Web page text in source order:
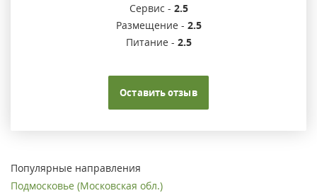
Сервис - 2.5
Размещение - 2.5
Питание - 2.5
Оставить отзыв
Популярные направления
Подмосковье (Московская обл.)